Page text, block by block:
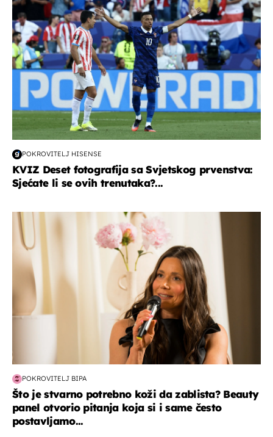
POKROVITELJ HISENSE
KVIZ Deset fotografija sa Svjetskog prvenstva:
Sjećate li se ovih trenutaka?...
moda & ljepota
POKROVITELJ BIPA
Što je stvarno potrebno koži da zablista? Beauty
panel otvorio pitanja koja si i same često
postavljamo...